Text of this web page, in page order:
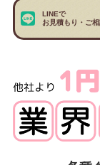
LINEで
お見積もり・ご